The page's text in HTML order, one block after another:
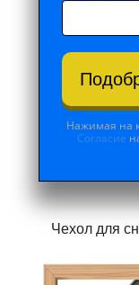
Нажимая на
Согласие
Чехол для